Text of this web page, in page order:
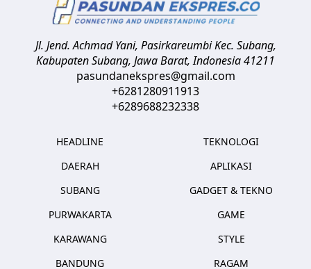
Jl. Jend. Achmad Yani, Pasirkareumbi Kec. Subang,
Kabupaten Subang, Jawa Barat,Indonesia41211
pasundanekspres@gmail.com
+6281280911913
+6289688232338
HEADLINE
DAERAH
SUBANG
PURWAKARTA
KARAWANG
BANDUNG
TEKNOLOGI
APLIKASI
GADGET & TEKNO
GAME
STYLE
RAGAM